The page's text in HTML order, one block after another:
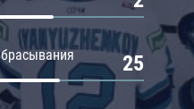
25